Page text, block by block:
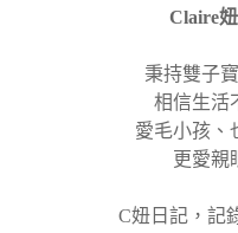
Claire
秉持雙子
相信生活
愛毛小孩、
更愛親
C妞日記，記